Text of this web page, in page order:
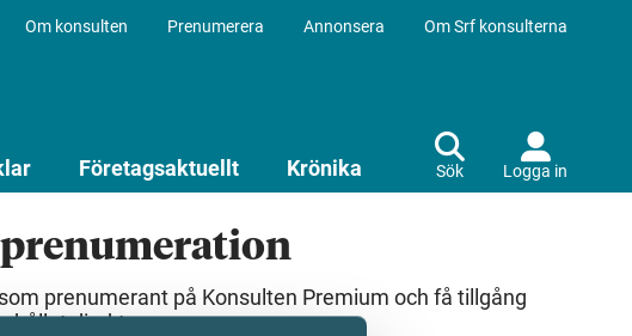
Om konsulten Prenumerera Annonsera Om Srf konsulterna
Företagsaktuellt Krönika Sök Logga in
prenumerant på Konsulten Premium och få tillgång
direkt.